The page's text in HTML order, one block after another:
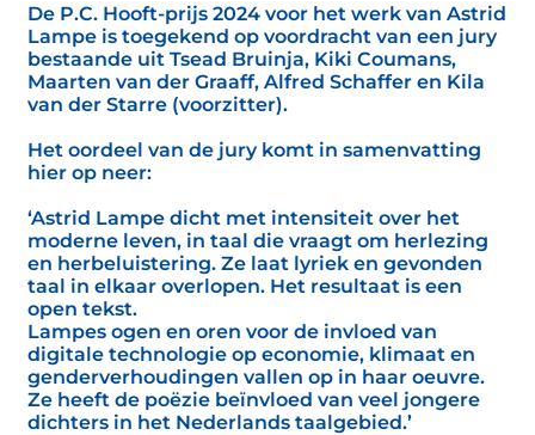
De P.C. Hooft-prijs 2024 voor het werk van Astrid
Lampe is toegekend op voordracht van een jury
bestaande uit Tsead Bruinja, Kiki Coumans,
Maarten van der Graaff, Alfred Schaffer en Kila
van der Starre (voorzitter).
Het oordeel van de jury komt in samenvatting
hier op neer:
‘Astrid Lampe dicht met intensiteit over het
moderne leven, in taal die vraagt om herlezing
en herbeluistering. Ze laat lyriek en gevonden
taal in elkaar overlopen. Het resultaat is een
open tekst.
Lampes ogen en oren voor de invloed van
digitale technologie op economie, klimaat en
genderverhoudingen vallen op in haar oeuvre.
Ze heeft de poëzie beïnvloed van veel jongere
dichters in het Nederlands taalgebied.’